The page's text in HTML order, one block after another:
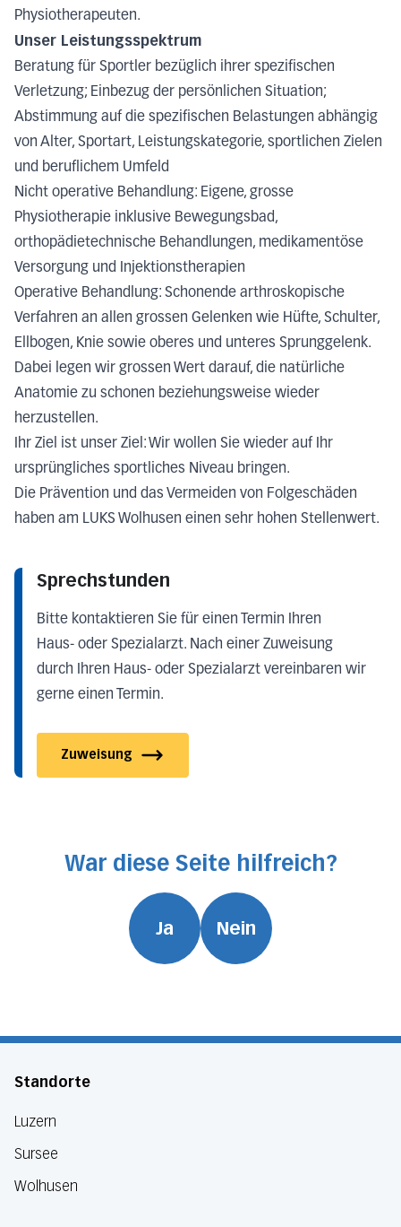
Physiotherapeuten.
Unser Leistungsspektrum
Beratung für Sportler bezüglich ihrer spezifischen
Verletzung; Einbezug der persönlichen Situation;
Abstimmung auf die spezifischen Belastungen abhängig
von Alter, Sportart, Leistungskategorie, sportlichen Zielen
und beruflichem Umfeld
Nicht operative Behandlung: Eigene, grosse
Physiotherapie inklusive Bewegungsbad,
orthopädietechnische Behandlungen, medikamentöse
Versorgung und Injektionstherapien
Operative Behandlung: Schonende arthroskopische
Verfahren an allen grossen Gelenken wie Hüfte, Schulter,
Ellbogen, Knie sowie oberes und unteres Sprunggelenk.
Dabei legen wir grossen Wert darauf, die natürliche
Anatomie zu schonen beziehungsweise wieder
herzustellen.
Ihr Ziel ist unser Ziel: Wir wollen Sie wieder auf Ihr
ursprüngliches sportliches Niveau bringen.
Die Prävention und das Vermeiden von Folgeschäden
haben am LUKS Wolhusen einen sehr hohen Stellenwert.
Sprechstunden
Bitte kontaktieren Sie für einen Termin Ihren
Haus- oder Spezialarzt. Nach einer Zuweisung
durch Ihren Haus- oder Spezialarzt vereinbaren wir
gerne einen Termin.
Zuweisung
War diese Seite hilfreich?
Ja Nein
Standorte
Luzern
Sursee
Wolhusen